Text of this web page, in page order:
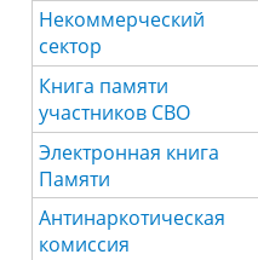
Некоммерческий
сектор
Книга памяти
участников СВО
Электронная книга
Памяти
Антинаркотическая
комиссия